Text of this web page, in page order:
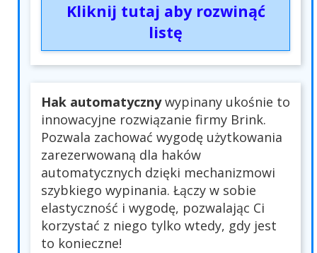
Kliknij tutaj aby rozwinąć
listę
Hak automatycznywypinany ukośnie to
innowacyjne rozwiązanie firmy Brink.
Pozwala zachować wygodę użytkowania
zarezerwowaną dla haków
automatycznych dzięki mechanizmowi
szybkiego wypinania. Łączy w sobie
elastyczność i wygodę, pozwalając Ci
korzystać z niego tylko wtedy, gdy jest
to konieczne!